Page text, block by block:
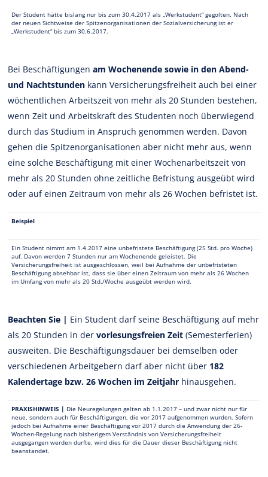
Der Student hätte bislang nur bis zum 30.4.2017 als „Werkstudent“ gegolten. Nach
der neuen Sichtweise der Spitzenorganisationen der Sozialversicherung ist er
„Werkstudent“ bis zum 30.6.2017.
Bei Beschäftigungenam Wochenende sowie in den Abend-
und Nachtstunden kann Versicherungsfreiheit auch bei einer
wöchentlichen Arbeitszeit von mehr als 20 Stunden bestehen,
wenn Zeit und Arbeitskraft des Studenten noch überwiegend
durch das Studium in Anspruch genommen werden. Davon
gehen die Spitzenorganisationen aber nicht mehr aus, wenn
eine solche Beschäftigung mit einer Wochenarbeitszeit von
mehr als 20 Stunden ohne zeitliche Befristung ausgeübt wird
oder auf einen Zeitraum von mehr als 26 Wochen befristet ist.
Beispiel
Ein Student nimmt am 1.4.2017 eine unbefristete Beschäftigung (25 Std. pro Woche)
auf. Davon werden 7 Stunden nur am Wochenende geleistet. Die
Versicherungsfreiheit ist ausgeschlossen, weil bei Aufnahme der unbefristeten
Beschäftigung absehbar ist, dass sie über einen Zeitraum von mehr als 26 Wochen
im Umfang von mehr als 20 Std./Woche ausgeübt werden wird.
Beachten Sie | Ein Student darf seine Beschäftigung auf mehr
als 20 Stunden in dervorlesungsfreien Zeit(Semesterferien)
ausweiten. Die Beschäftigungsdauer bei demselben oder
verschiedenen Arbeitgebern darf aber nicht über 182
Kalendertage bzw. 26 Wochen im Zeitjahr hinausgehen.
PRAXISHINWEIS | Die Neuregelungen gelten ab 1.1.2017 – und zwar nicht nur für
neue, sondern auch für Beschäftigungen, die vor 2017 aufgenommen wurden. Sofern
jedoch bei Aufnahme einer Beschäftigung vor 2017 durch die Anwendung der 26-
Wochen-Regelung nach bisherigem Verständnis von Versicherungsfreiheit
ausgegangen werden durfte, wird dies für die Dauer dieser Beschäftigung nicht
beanstandet.